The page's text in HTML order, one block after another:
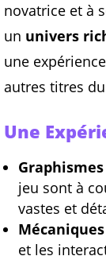
novatrice et à
un univers
une
autres titres
Une
jeu sont à
vastes et
et les